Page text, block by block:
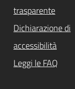
trasparente
Dichiarazione di
accessibilità
Leggi le FAQ